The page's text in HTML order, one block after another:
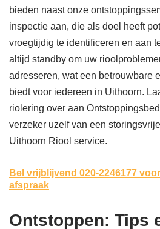
bieden naast onze
inspectie aan, die als doel heeft
vroegtijdig te identificeren en aan
altijd standby om uw
adresseren, wat een betrouwbare
biedt voor iedereen in Uithoorn.
riolering over aan
verzeker uzelf van een
Uithoorn Riool service.
Bel vrijblijvend 020-2246177
afspraak
Ontstoppen: Tips